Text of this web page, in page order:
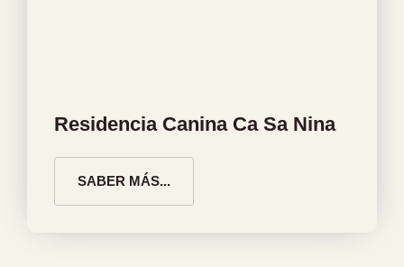
Residencia Canina Ca Sa Nina
SABER MÁS...